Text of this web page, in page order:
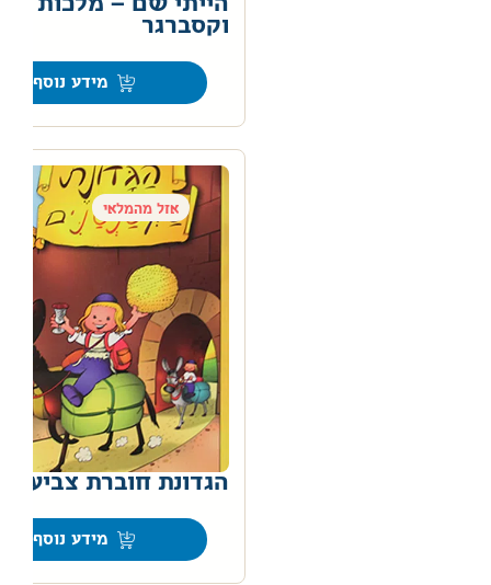
הייתי שם – מלכות
וקסברגר
מידע נוסף
אזל מהמלאי
הגדונת חוברת צביעה
מידע נוסף